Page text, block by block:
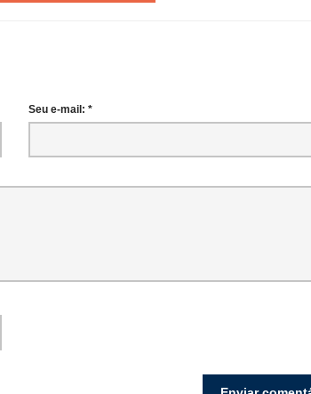
Seu e-mail: *